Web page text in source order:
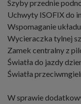
Szyby przednie
Uchwyty ISOFIX do
Wspomaganie
Wycieraczka tylnej
Zamek centralny z
Światła do jazdy
Światła
W sprawie